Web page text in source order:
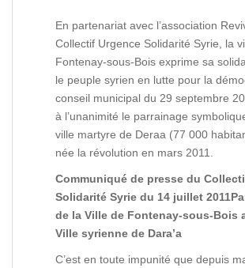
En partenariat avec l’association
Collectif Urgence Solidarité Syrie, la
Fontenay-sous-Bois exprime sa
le peuple syrien en lutte pour la
conseil municipal du 29 septembre
à l’unanimité le parrainage
ville martyre de Deraa (77 000
née la révolution en mars 2011.
Communiqué de presse du
Solidarité Syrie du 14 juillet
de la Ville de Fontenay-sous-Bois
Ville syrienne de Dara’a
C’est en toute impunité que depuis